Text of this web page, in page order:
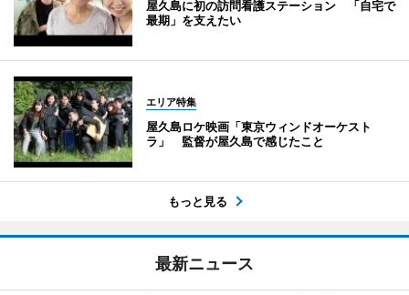
屋久島に初の訪問看護ステーション 「自宅で
最期」を支えたい
エリア特集
屋久島ロケ映画「東京ウィンドオーケスト
ラ」 監督が屋久島で感じたこと
もっと見る
最新ニュース